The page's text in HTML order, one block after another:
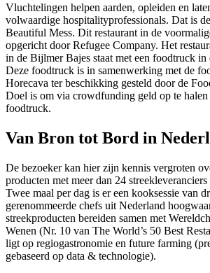
Vluchtelingen helpen aarden, opleiden en
volwaardige hospitalityprofessionals. Dat is
Beautiful Mess. Dit restaurant in de
opgericht door Refugee Company. Het
in de Bijlmer Bajes staat met een foodtruck in
Deze foodtruck is in samenwerking met de
Horecava ter beschikking gesteld door de
Doel is om via crowdfunding geld op te halen
foodtruck.
Van Bron tot Bord in
De bezoeker kan hier zijn kennis vergroten
producten met meer dan 24
Twee maal per dag is er een kooksessie van
gerenommeerde chefs uit Nederland
streekproducten bereiden samen met
Wenen (Nr. 10 van The World’s 50 Best
ligt op regiogastronomie en future farming
gebaseerd op data & technologie).